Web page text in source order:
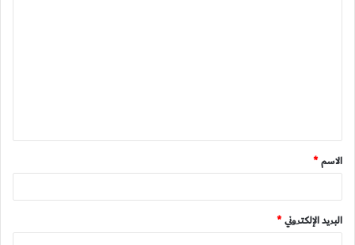
ق
*
الاسم*
البريد الإلكتروني*